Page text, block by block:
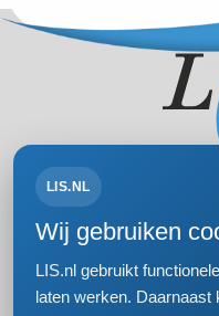
Volg ons op:
LIS.NL
Wij gebruiken
LIS.nl gebruikt
laten werken. Daarnaast